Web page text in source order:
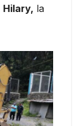
Hilary, la